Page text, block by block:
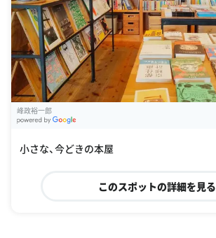
峰政裕一郎
小さな、今どきの本屋
このスポットの詳細を見る